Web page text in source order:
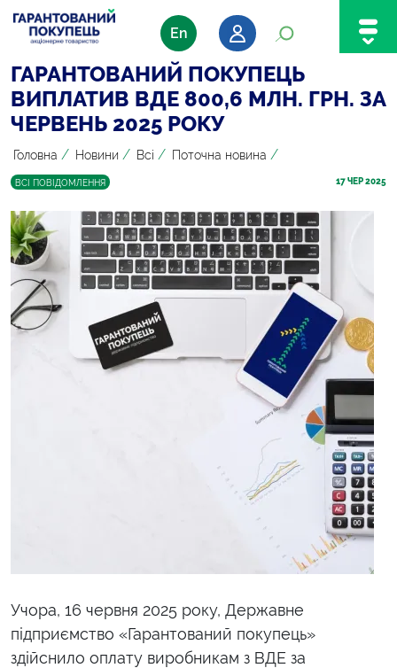
En
ГАРАНТОВАНИЙ ПОКУПЕЦЬ
ВИПЛАТИВ ВДЕ 800,6 МЛН. ГРН. ЗА
ЧЕРВЕНЬ 2025 РОКУ
Головна / Новини / Всі / Поточна новина /
ВСІ ПОВІДОМЛЕННЯ 17 ЧЕР 2025
Учора, 16 червня 2025 року, Державне
підприємство «Гарантований покупець»
здійснило оплату виробникам з ВДЕ за